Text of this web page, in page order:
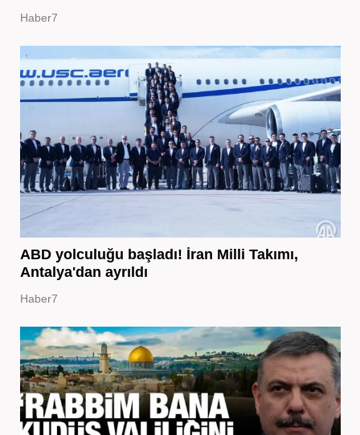
Haber7
ABD yolculuğu başladı! İran Milli Takımı,
Antalya'dan ayrıldı
Haber7